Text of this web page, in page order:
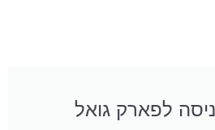
לפארק גואל